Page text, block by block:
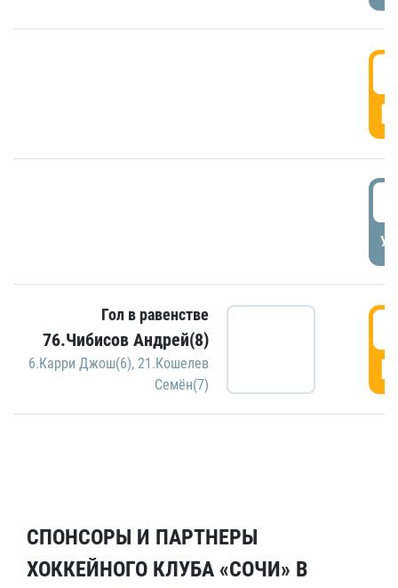
Гол в равенстве
76.Чибисов Андрей(8)
6.Карри Джош(6), 21.Кошелев
Семён(7)
СПОНСОРЫ И ПАРТНЕРЫ
ХОККЕЙНОГО КЛУБА «СОЧИ» В